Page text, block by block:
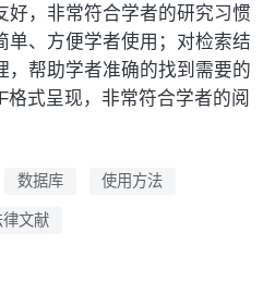
好，非常符合学者的研究习惯
单、方便学者使用；对检索结
，帮助学者准确的找到需要的
式呈现，非常符合学者的阅
数据库 使用方法
律文献